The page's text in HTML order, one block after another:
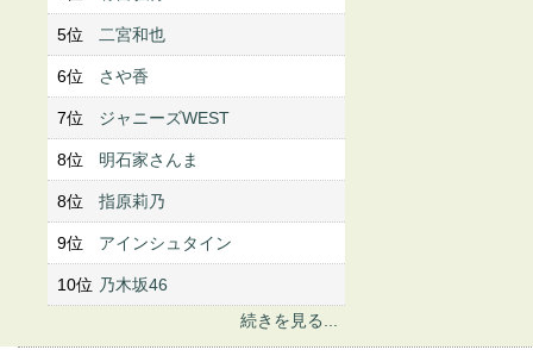
5位 二宮和也
6位 さや香
7位 ジャニーズWEST
8位 明石家さんま
8位 指原莉乃
9位 アインシュタイン
10位 乃木坂46
続きを見る...